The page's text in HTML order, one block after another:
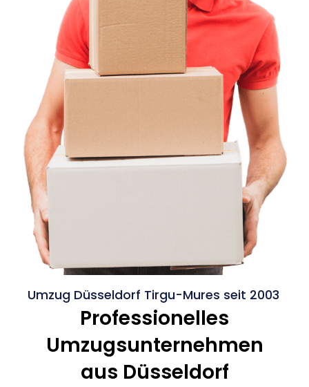
Umzug Düsseldorf Tirgu-Mures seit 2003
Professionelles
Umzugsunternehmen
aus Düsseldorf